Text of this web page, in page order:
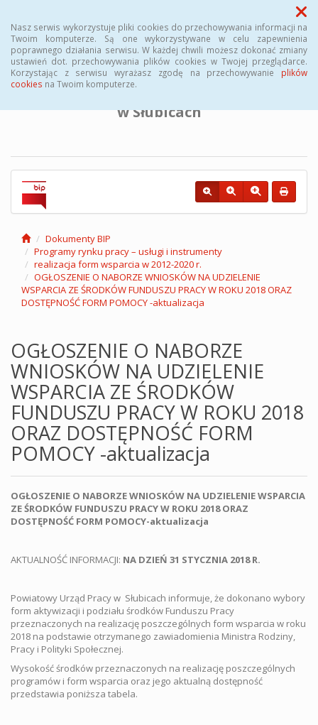
Nasz serwis wykorzystuje pliki cookies do przechowywania informacji na
Twoim komputerze. Są one wykorzystywane w celu zapewnienia
poprawnego działania serwisu. W każdej chwili możesz dokonać zmiany
ustawień dot. przechowywania plików cookies w Twojej przeglądarce.
Korzystając z serwisu wyrażasz zgodę na przechowywanie plików
cookies na Twoim komputerze.
Menu
BIULETYN INFORMACJI PUBLICZNEJ
Powiatowego Urzędu Pracy
w Słubicach
Dokumenty BIP
Programy rynku pracy – usługi i instrumenty
realizacja form wsparcia w 2012-2020 r.
OGŁOSZENIE O NABORZE WNIOSKÓW NA UDZIELENIE
WSPARCIA ZE ŚRODKÓW FUNDUSZU PRACY W ROKU 2018 ORAZ
DOSTĘPNOŚĆ FORM POMOCY -aktualizacja
OGŁOSZENIE O NABORZE
WNIOSKÓW NA UDZIELENIE
WSPARCIA ZE ŚRODKÓW
FUNDUSZU PRACY W ROKU 2018
ORAZ DOSTĘPNOŚĆ FORM
POMOCY -aktualizacja
OGŁOSZENIE O NABORZE WNIOSKÓW NA UDZIELENIE WSPARCIA
ZE ŚRODKÓW FUNDUSZU PRACY W ROKU 2018 ORAZ
DOSTĘPNOŚĆ FORM POMOCY-aktualizacja
AKTUALNOŚĆ INFORMACJI: NA DZIEŃ 31 STYCZNIA 2018 R.
Powiatowy Urząd Pracy w Słubicach informuje, że dokonano wybory
form aktywizacji i podziału środków Funduszu Pracy
przeznaczonych na realizację poszczególnych form wsparcia w roku
2018 na podstawie otrzymanego zawiadomienia Ministra Rodziny,
Pracy i Polityki Społecznej.
Wysokość środków przeznaczonych na realizację poszczególnych
programów i form wsparcia oraz jego aktualną dostępność
przedstawia poniższa tabela.